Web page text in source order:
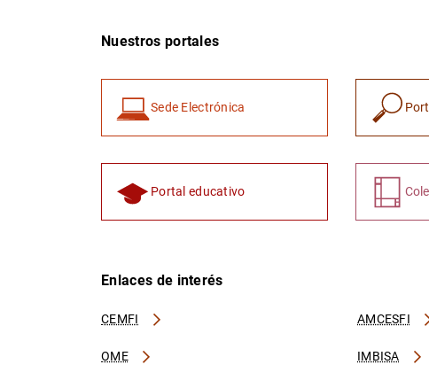
Nuestros portales
Sede Electrónica
Portal educativo
Enlaces de interés
CEMFI AMCESFI
OME IMBISA